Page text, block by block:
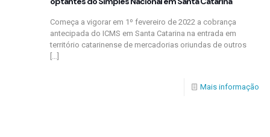
Começa a vigorar em 1º fevereiro de 2022 a cobrança
antecipada do ICMS em Santa Catarina na entrada em
território catarinense de mercadorias oriundas de outros
[…]
Mais informação